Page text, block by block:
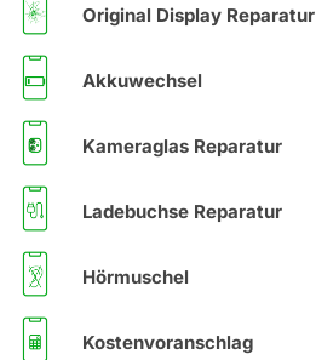
Original Display Reparatur
Akkuwechsel
Kameraglas Reparatur
Ladebuchse Reparatur
Hörmuschel
Kostenvoranschlag